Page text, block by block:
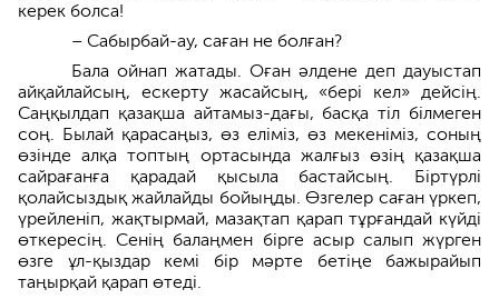
керек болса!
– Сабырбай-ау, саған не болған?
Бала ойнап жатады. Оған әлдене деп да­уыстап
айқайлайсың, ескерту жасайсың, «бері кел» дейсің.
Саңқылдап қазақша айтамыз-дағы, басқа тіл білмеген
соң. Былай қара­саңыз, өз еліміз, өз мекеніміз, соның
өзінде алқа топтың ортасында жалғыз өзің қазақша
сайрағанға қарадай қысыла бас­тайсың. Біртүрлі
қолайсыздық жайлайды бойыңды. Өзгелер саған үркеп,
үрейленіп, жақ­тырмай, мазақтап қарап тұрғандай күйді
өткересің. Сенің балаңмен бірге асыр салып жүрген
өзге ұл-қыздар кемі бір мәрте бетіңе бажырайып
таңырқай қарап өтеді.